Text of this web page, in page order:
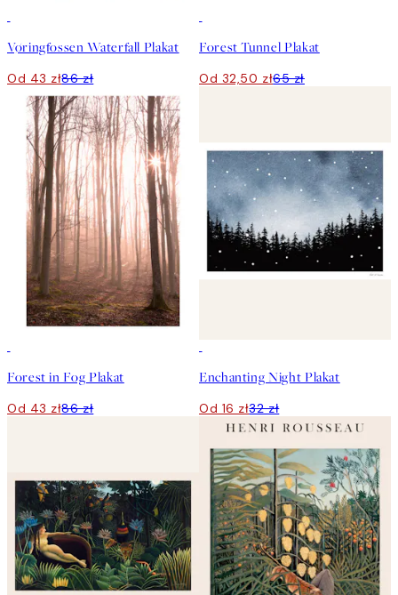
Vøringfossen Waterfall Plakat
Od 43 zł86 zł
Forest Tunnel Plakat
Od 32,50 zł65 zł
Forest in Fog Plakat
Od 43 zł86 zł
Enchanting Night Plakat
Od 16 zł32 zł